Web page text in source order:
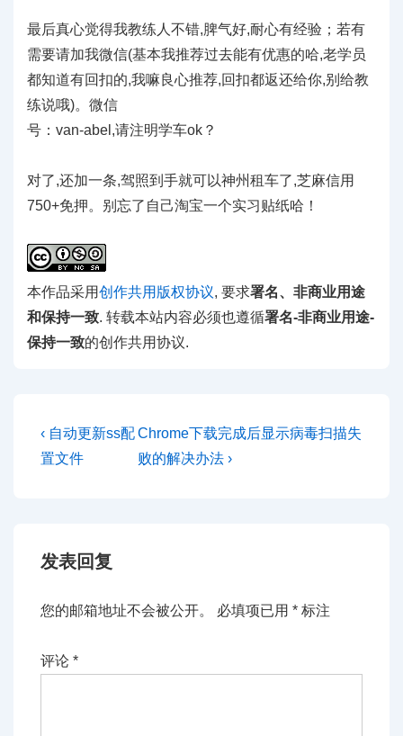
最后真心觉得我教练人不错,脾气好,耐心有经验；若有
需要请加我微信(基本我推荐过去能有优惠的哈,老学员
都知道有回扣的,我嘛良心推荐,回扣都返还给你,别给教
练说哦)。微信
号：van-abel,请注明学车ok？
对了,还加一条,驾照到手就可以神州租车了,芝麻信用
750+免押。别忘了自己淘宝一个实习贴纸哈！
本作品采用创作共用版权协议, 要求署名、非商业用途
和保持一致. 转载本站内容必须也遵循署名-非商业用途-
保持一致的创作共用协议.
文
章
Previous
Post
‹ 自动更新ss配
置文件
Next
Post
Chrome下载完成后显示病毒扫描失
败的解决办法 ›
发表回复
您的邮箱地址不会被公开。 必填项已用 * 标注
评论 *